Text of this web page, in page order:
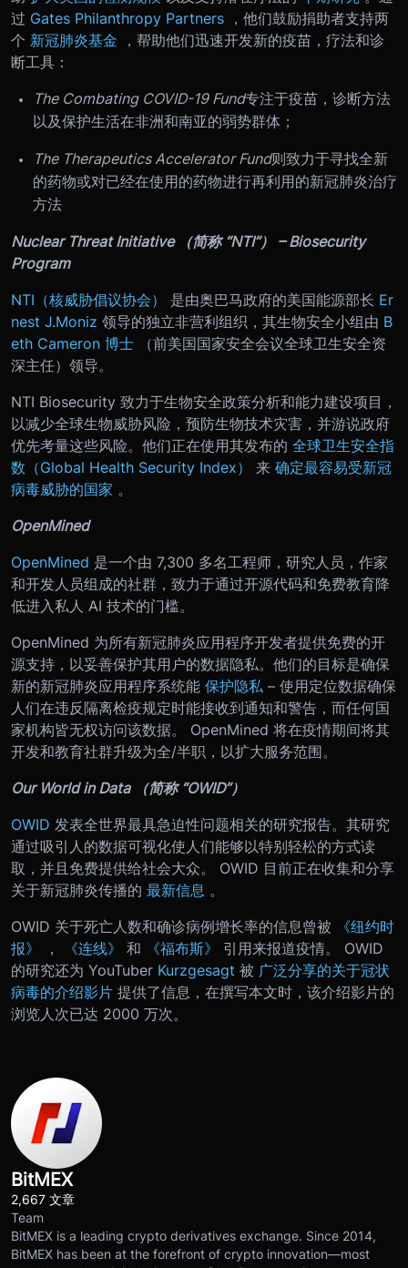
过 Gates Philanthropy Partners ，他们鼓励捐助者支持两
个 新冠肺炎基金
，帮助他们迅速开发新的疫苗，疗法和诊
断工具：
The Combating COVID-19 Fund专注于疫苗，诊断方法
以及保护生活在非洲和南亚的弱势群体；
The Therapeutics Accelerator Fund则致力于寻找全新
的药物或对已经在使用的药物进行再利用的新冠肺炎治疗
方法
Nuclear Threat Initiative （简称 “NTI”） – Biosecurity
Program
NTI（核威胁倡议协会）
是由奥巴马政府的美国能源部长 Er
nest J.Moniz 领导的独立非营利组织，其生物安全小组由 B
eth Cameron 博士
（前美国国家安全会议全球卫生安全资
深主任）领导。
NTI Biosecurity 致力于生物安全政策分析和能力建设项目，
以减少全球生物威胁风险，预防生物技术灾害，并游说政府
优先考量这些风险。他们正在使用其发布的 全球卫生安全指
数（Global Health Security Index）
来 确定最容易受新冠
病毒威胁的国家 。
OpenMined
OpenMined 是一个由 7,300 多名工程师，研究人员，作家
和开发人员组成的社群，致力于通过开源代码和免费教育降
低进入私人 AI 技术的门槛。
OpenMined 为所有新冠肺炎应用程序开发者提供免费的开
源支持，以妥善保护其用户的数据隐私。他们的目标是确保
新的新冠肺炎应用程序系统能 保护隐私 – 使用定位数据确保
人们在违反隔离检疫规定时能接收到通知和警告，而任何国
家机构皆无权访问该数据。 OpenMined 将在疫情期间将其
开发和教育社群升级为全/半职，以扩大服务范围。
Our World in Data （简称 “OWID”）
OWID 发表全世界最具急迫性问题相关的研究报告。其研究
通过吸引人的数据可视化使人们能够以特别轻松的方式读
取，并且免费提供给社会大众。 OWID 目前正在收集和分享
关于新冠肺炎传播的 最新信息 。
OWID 关于死亡人数和确诊病例增长率的信息曾被
《纽约时
报》
， 《连线》 和 《福布斯》
引用来报道疫情。 OWID
的研究还为 YouTuber Kurzgesagt 被 广泛分享的关于冠状
病毒的介绍影片 提供了信息，在撰写本文时，该介绍影片的
浏览人次已达 2000 万次。
BitMEX
2,667 文章
Team
BitMEX is a leading crypto derivatives exchange. Since 2014,
BitMEX has been at the forefront of crypto innovation—most